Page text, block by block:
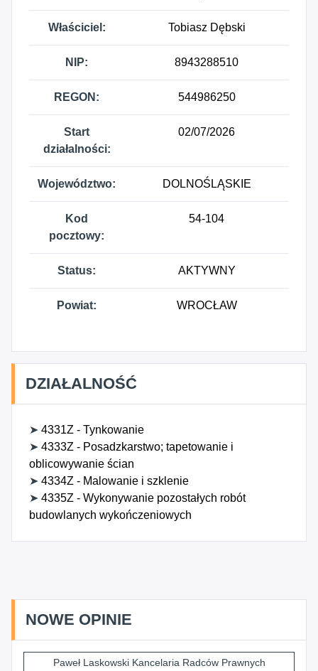
Właściciel: Tobiasz Dębski
NIP: 8943288510
REGON: 544986250
Start
działalności:
02/07/2026
Województwo: DOLNOŚLĄSKIE
Kod
pocztowy:
54-104
Status: AKTYWNY
Powiat: WROCŁAW
DZIAŁALNOŚĆ
➤ 4331Z - Tynkowanie
➤ 4333Z - Posadzkarstwo; tapetowanie i
oblicowywanie ścian
➤ 4334Z - Malowanie i szklenie
➤ 4335Z - Wykonywanie pozostałych robót
budowlanych wykończeniowych
NOWE OPINIE
Paweł Laskowski Kancelaria Radców Prawnych